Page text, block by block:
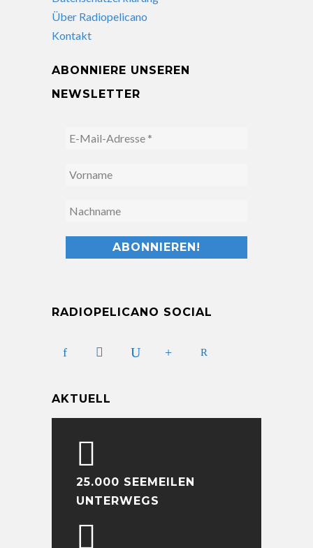
Über Radiopelicano
Kontakt
ABONNIERE UNSEREN
NEWSLETTER
RADIOPELICANO SOCIAL
AKTUELL
25.000 SEEMEILEN
UNTERWEGS